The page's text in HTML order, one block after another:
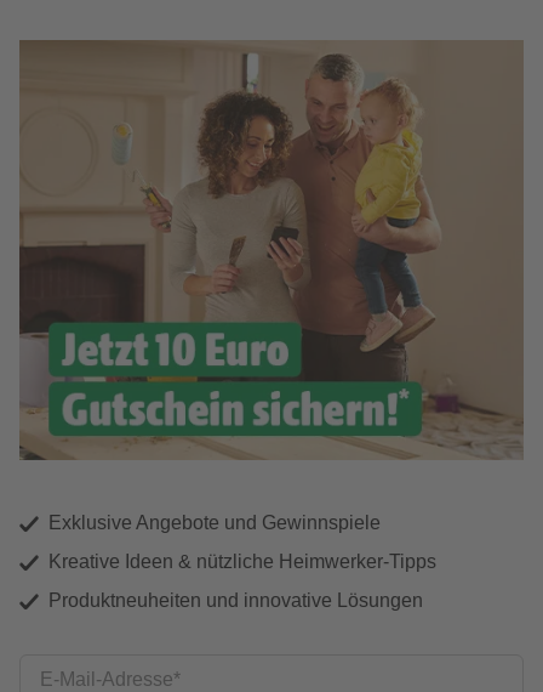
Exklusive Angebote und Gewinnspiele
Kreative Ideen & nützliche Heimwerker-Tipps
Produktneuheiten und innovative Lösungen
E-Mail-Adresse